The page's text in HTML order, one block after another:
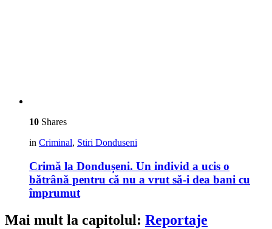
10 Shares
in Criminal, Stiri Donduseni
Crimă la Dondușeni. Un individ a ucis o
bătrână pentru că nu a vrut să-i dea bani cu
împrumut
Mai mult la capitolul: Reportaje